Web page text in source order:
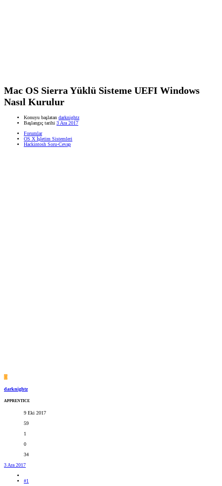
Mac OS Sierra Yüklü Sisteme UEFI Windows
Nasıl Kurulur
Konuyu başlatan darknightz
Başlangıç tarihi 3 Ara 2017
Forumlar
OS X İşletim Sistemleri
Hackintosh Soru-Cevap
D
darknightz
APPRENTICE
9 Eki 2017
59
1
0
34
3 Ara 2017
#1